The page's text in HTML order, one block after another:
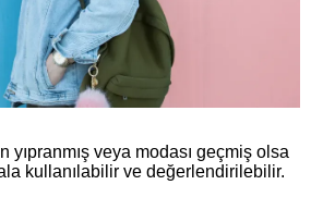
yıpranmış veya modası geçmiş olsa
kullanılabilir ve değerlendirilebilir.